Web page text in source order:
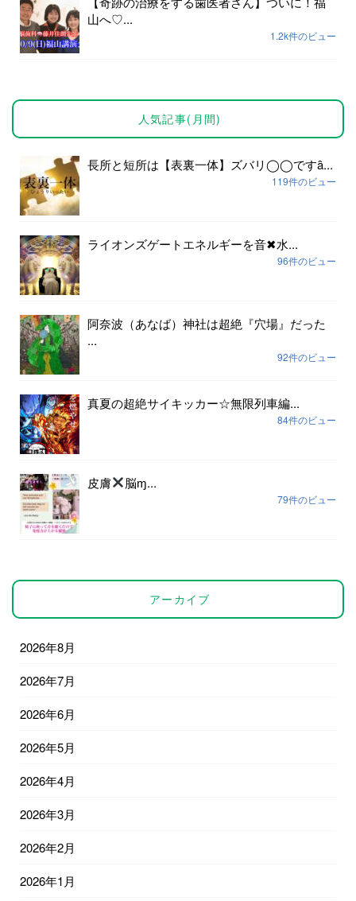
山へ♡...
1.2k件のビュー
人気記事(月間)
長所と短所は【表裏一体】ズバリ◯◯ですȃ...
119件のビュー
ライオンズゲートエネルギーを音✖︎水...
96件のビュー
阿奈波（あなば）神社は超絶『穴場』だった
...
92件のビュー
真夏の超絶サイキッカー☆無限列車編...
84件のビュー
皮膚 脳ɱ...
79件のビュー
アーカイブ
2026年8月
2026年7月
2026年6月
2026年5月
2026年4月
2026年3月
2026年2月
2026年1月